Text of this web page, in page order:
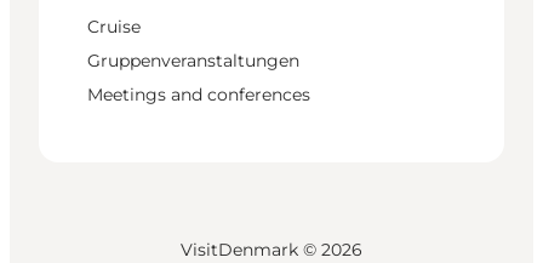
Cruise
Gruppenveranstaltungen
Meetings and conferences
VisitDenmark © 2026